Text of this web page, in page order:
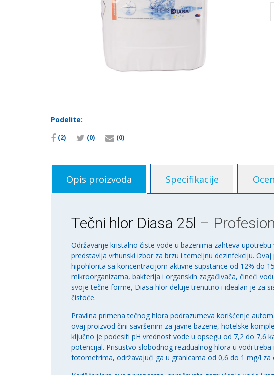
Podelite:
(2) (0) (0)
Opis proizvoda Specifikacije
Tečni hlor Diasa 25l –
Održavanje kristalno čiste vode u bazenima zahteva
predstavlja vrhunski izbor za brzu i temeljnu dezinfekciju.
hipohlorita sa koncentracijom aktivne supstance od 12% do
mikroorganizama, bakterija i organskih zagađivača, čineći
svoje tečne forme, Diasa hlor deluje trenutno i idealan je za
čistoće.
Pravilna primena tečnog hlora podrazumeva korišćenje
ovaj proizvod čini savršenim za javne bazene, hotelske
ključno je podesiti pH vrednost vode u opsegu od 7,2 do 7,6
potencijal. Prisustvo slobodnog rezidualnog hlora u vodi
fotometrima, održavajući ga u granicama od 0,6 do 1 mg/l za